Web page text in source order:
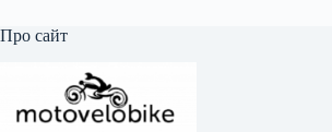
Про сайт